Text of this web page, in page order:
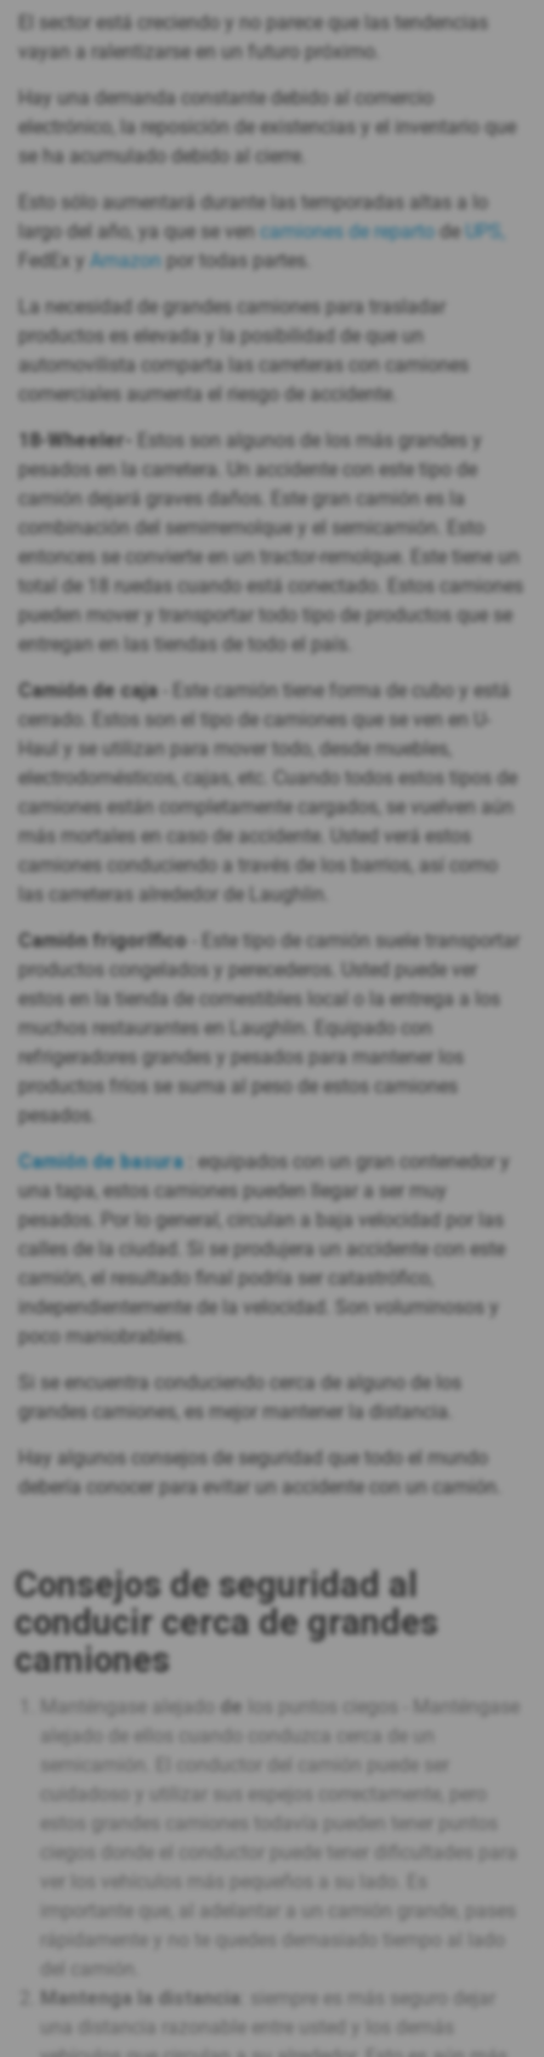
El sector está creciendo y no parece que las tendencias
vayan a ralentizarse en un futuro próximo.
Hay una demanda constante debido al comercio
electrónico, la reposición de existencias y el inventario que
se ha acumulado debido al cierre.
Esto sólo aumentará durante las temporadas altas a lo
largo del año, ya que se ven camiones de reparto de UPS,
FedEx y Amazon por todas partes.
La necesidad de grandes camiones para trasladar
productos es elevada y la posibilidad de que un
automovilista comparta las carreteras con camiones
comerciales aumenta el riesgo de accidente.
18-Wheeler-
Estos son algunos de los más grandes y
pesados en la carretera. Un accidente con este tipo de
camión dejará graves daños. Este gran camión es la
combinación del semirremolque y el semicamión. Esto
entonces se convierte en un tractor-remolque. Este tiene un
total de 18 ruedas cuando está conectado. Estos camiones
pueden mover y transportar todo tipo de productos que se
entregan en las tiendas de todo el país.
Camión de caja - Este camión tiene forma de cubo y está
cerrado. Estos son el tipo de camiones que se ven en U-
Haul y se utilizan para mover todo, desde muebles,
electrodomésticos, cajas, etc. Cuando todos estos tipos de
camiones están completamente cargados, se vuelven aún
más mortales en caso de accidente. Usted verá estos
camiones conduciendo a través de los barrios, así como
las carreteras alrededor de Laughlin.
Camión frigorífico - Este tipo de camión suele transportar
productos congelados y perecederos. Usted puede ver
estos en la tienda de comestibles local o la entrega a los
muchos restaurantes en Laughlin. Equipado con
refrigeradores grandes y pesados para mantener los
productos fríos se suma al peso de estos camiones
pesados.
Camión de basura
: equipados con un gran contenedor y
una tapa, estos camiones pueden llegar a ser muy
pesados. Por lo general, circulan a baja velocidad por las
calles de la ciudad. Si se produjera un accidente con este
camión, el resultado final podría ser catastrófico,
independientemente de la velocidad. Son voluminosos y
poco maniobrables.
Si se encuentra conduciendo cerca de alguno de los
grandes camiones, es mejor mantener la distancia.
Hay algunos consejos de seguridad que todo el mundo
debería conocer para evitar un accidente con un camión.
Consejos de seguridad al
conducir cerca de grandes
camiones
Manténgase alejado de
los puntos ciegos - Manténgase
alejado de ellos cuando conduzca cerca de un
semicamión. El conductor del camión puede ser
cuidadoso y utilizar sus espejos correctamente, pero
estos grandes camiones todavía pueden tener puntos
ciegos donde el conductor puede tener dificultades para
ver los vehículos más pequeños a su lado. Es
importante que, al adelantar a un camión grande, pases
rápidamente y no te quedes demasiado tiempo al lado
del camión.
Mantenga la distancia : siempre es más seguro dejar
una distancia razonable entre usted y los demás